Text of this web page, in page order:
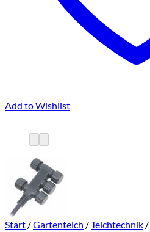
Add to Wishlist
Start /Gartenteich /Teichtechnik /